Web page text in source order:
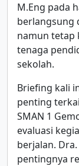
M.Eng pada
berlangsung
namun tetap
tenaga
sekolah.
Briefing kali
penting
SMAN 1
evaluasi
berjalan.
pentingnya